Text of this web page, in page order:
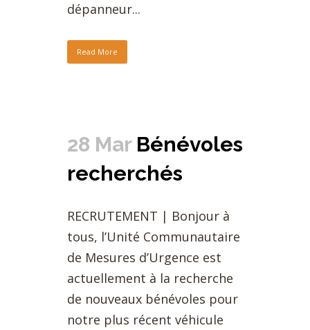
dépanneur...
Read More
28 Mar Bénévoles
recherchés
RECRUTEMENT | Bonjour à
tous, l’Unité Communautaire
de Mesures d’Urgence est
actuellement à la recherche
de nouveaux bénévoles pour
notre plus récent véhicule